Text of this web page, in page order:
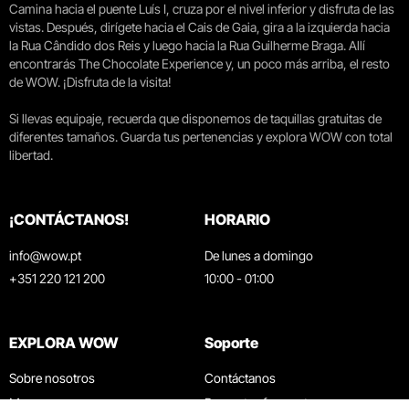
Camina hacia el puente Luís I, cruza por el nivel inferior y disfruta de las
vistas. Después, dirígete hacia el Cais de Gaia, gira a la izquierda hacia
la Rua Cândido dos Reis y luego hacia la Rua Guilherme Braga. Allí
encontrarás The Chocolate Experience y, un poco más arriba, el resto
de WOW. ¡Disfruta de la visita!
Si llevas equipaje, recuerda que disponemos de taquillas gratuitas de
diferentes tamaños. Guarda tus pertenencias y explora WOW con total
libertad.
¡CONTÁCTANOS!
info@wow.pt
+351 220 121 200
HORARIO
De lunes a domingo
10:00 - 01:00
EXPLORA WOW
Sobre nosotros
Soporte
Contáctanos